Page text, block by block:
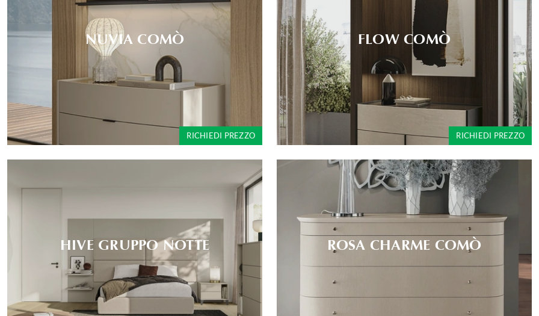
NUVIA COMÒ
RICHIEDI PREZZO
FLOW COMÒ
RICHIEDI PREZZO
HIVE GRUPPO NOTTE ROSA CHARME COMÒ